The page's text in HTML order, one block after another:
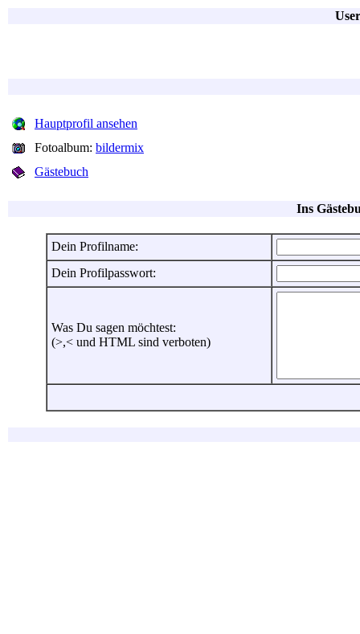
Hauptprofil ansehen
Fotoalbum: bildermix
Gästebuch
Ins
Dein Profilname:
Dein Profilpasswort:
Was Du sagen möchtest:
(>,< und HTML sind verboten)